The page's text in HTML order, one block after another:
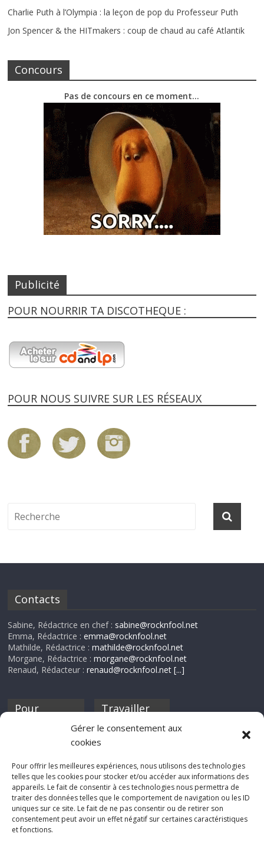
Gérer le consentement aux
cookies
Pour offrir les meilleures expériences, nous utilisons des technologies
telles que les cookies pour stocker et/ou accéder aux informations des
appareils. Le fait de consentir à ces technologies nous permettra de
traiter des données telles que le comportement de navigation ou les ID
uniques sur ce site. Le fait de ne pas consentir ou de retirer son
consentement peut avoir un effet négatif sur certaines caractéristiques
et fonctions.
Charlie Puth à l’Olympia : la leçon de pop du Professeur Puth
Jon Spencer & the HITmakers : coup de chaud au café Atlantik
Concours
Pas de concours en ce moment…
Publicité
POUR NOURRIR TA DISCOTHEQUE :
POUR NOUS SUIVRE SUR LES RÉSEAUX
Contacts
Sabine, Rédactrice en chef : sabine@rocknfool.net
Emma, Rédactrice :emma@rocknfool.net
Mathilde, Rédactrice :mathilde@rocknfool.net
Morgane, Rédactrice :morgane@rocknfool.net
Renaud, Rédacteur :renaud@rocknfool.net [...]
Pour
discothèque
Travailler
Si tu souhaites
Rocknfool, n'hésite
pas à nous envoyer
tes chroniques de
concerts, de films,
séries ou des billets
d'humeur :